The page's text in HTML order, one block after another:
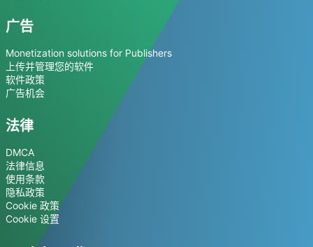
广告
Monetization solutions for Publishers
上传并管理您的软件
软件政策
广告机会
法律
DMCA
法律信息
使用条款
隐私政策
Cookie 政策
Cookie 设置